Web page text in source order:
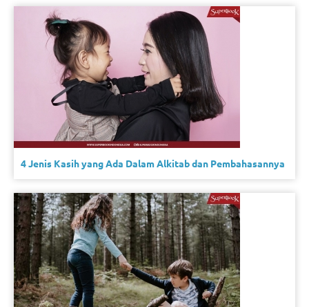
4 Jenis Kasih yang Ada Dalam Alkitab dan Pembahasannya